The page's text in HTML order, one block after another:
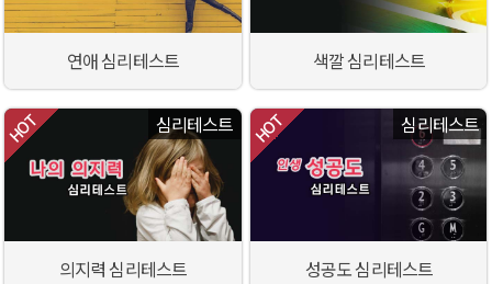
연애 심리테스트 색깔 심리테스트
심리테스트
의지력 심리테스트
심리테스트
성공도 심리테스트